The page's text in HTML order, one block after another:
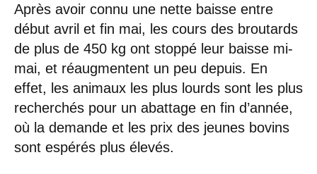
Après avoir connu une nette baisse entre
début avril et fin mai, les cours des broutards
de plus de 450 kg ont stoppé leur baisse mi-
mai, et réaugmentent un peu depuis. En
effet, les animaux les plus lourds sont les plus
recherchés pour un abattage en fin d’année,
où la demande et les prix des jeunes bovins
sont espérés plus élevés.